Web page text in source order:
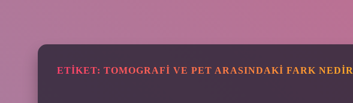
ETIKET: TOMOGRAFI VE PET ARASINDAKI FARK NEDIR